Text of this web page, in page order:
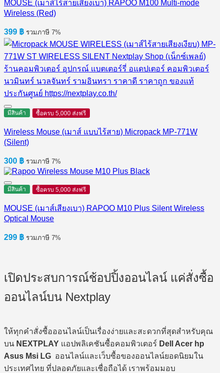
MOUSE (เมาส์ไร้สายเสียงเบา) RAPOO M100 Multi-mode
Wireless (Red)
399 ฿ รวมภาษี 7%
มีสินค้า ซื้อครบ 5,000 ส่งฟรี
Wireless Mouse (เมาส์ แบบไร้สาย) Micropack MP-771W
(Silent)
300 ฿ รวมภาษี 7%
มีสินค้า ซื้อครบ 5,000 ส่งฟรี
MOUSE (เมาส์เสียงเบา) RAPOO M10 Plus Silent Wireless
Optical Mouse
299 ฿ รวมภาษี 7%
เปิดประสบการณ์ช้อปปิ้งออนไลน์ แค่สั่งซื้อ
ออนไลน์บน Nextplay
ให้ทุกคำสั่งซื้อออนไลน์เป็นเรื่องง่ายและสะดวกที่สุดสำหรับคุณ
บน NEXTPLAY แอปพลิเคชันซื้อคอมพิวเตอร์ Dell Acer hp
Asus Msi LG ออนไลน์และเว็บซื้อของออนไลน์ยอดนิยมใน
ประเทศไทย ที่ปลอดภัยและเชื่อถือได้ เราพร้อมมอบ